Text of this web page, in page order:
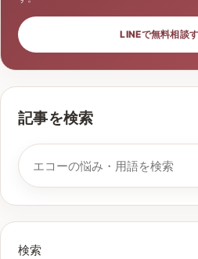
LINEで無料相談
記事を検索
検索キーワード
検索